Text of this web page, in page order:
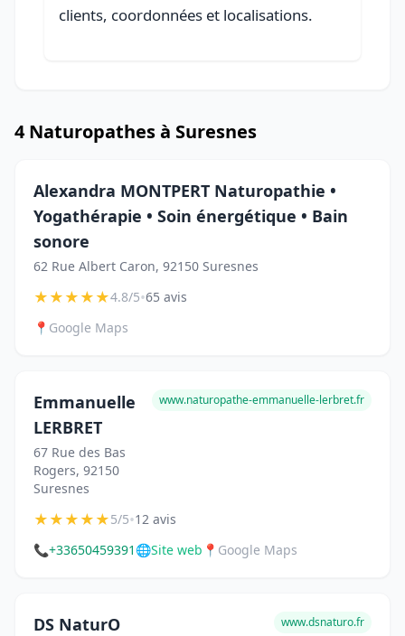
clients, coordonnées et localisations.
4 Naturopathes à Suresnes
Alexandra MONTPERT Naturopathie •
Yogathérapie • Soin énergétique • Bain
sonore
62 Rue Albert Caron, 92150 Suresnes
★★★★★4.8/5•65 avis
📍 Google Maps
Emmanuelle
LERBRET
67 Rue des Bas
Rogers, 92150
Suresnes
www.naturopathe-emmanuelle-lerbret.fr
★★★★★5/5•12 avis
📞+33650459391 🌐Site web 📍 Google Maps
DS NaturO www.dsnaturo.fr